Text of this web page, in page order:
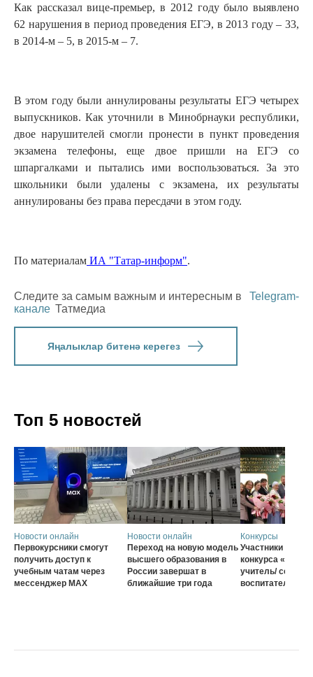
Как рассказал вице-премьер, в 2012 году было выявлено
62 нарушения в период проведения ЕГЭ, в 2013 году – 33,
в 2014-м – 5, в 2015-м – 7.
В этом году были аннулированы результаты ЕГЭ четырех
выпускников. Как уточнили в Минобрнауки республики,
двое нарушителей смогли пронести в пункт проведения
экзамена телефоны, еще двое пришли на ЕГЭ со
шпаргалками и пытались ими воспользоваться. За это
школьники были удалены с экзамена, их результаты
аннулированы без права пересдачи в этом году.
По материалам ИА "Татар-информ".
Следите за самым важным и интересным в
Telegram-
канале Татмедиа
Яңалыклар битенә керегез
Топ 5 новостей
Новости онлайн
Первокурсники смогут
получить доступ к
учебным чатам через
мессенджер MAX
Новости онлайн
Переход на новую модель
высшего образования в
России завершат в
ближайшие три года
Конкурсы
Участники
конкурса
учитель/
воспитатель –